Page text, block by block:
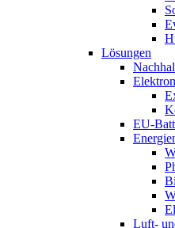
Lösungen
EU-
Luft-